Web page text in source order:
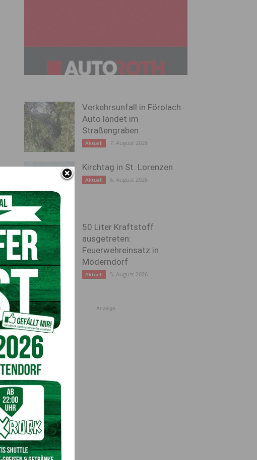
Verkehrsunfall in Förolach:
Auto landet im
Straßengraben
Aktuell 7. August 2026
Kirchtag in St. Lorenzen
Aktuell 6. August 2026
50 Liter Kraftstoff
ausgetreten:
Feuerwehreinsatz in
Möderndorf
Aktuell 5. August 2026
Anzeige